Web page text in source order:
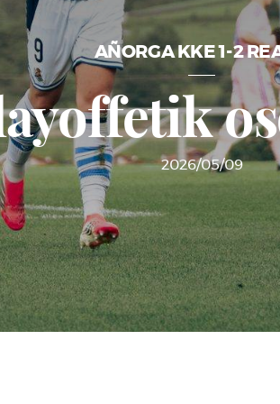
AÑORGA KKE 1-2
2026/05/09